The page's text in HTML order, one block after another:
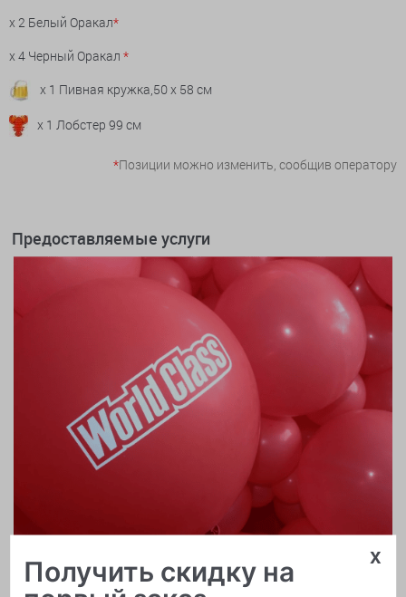
x 2 Белый Оракал*
x 4 Черный Оракал *
x 1 Пивная кружка,50 х 58 см
x 1 Лобстер 99 см
*Позиции можно изменить, сообщив оператору
Предоставляемые услуги
x
Получить скидку на